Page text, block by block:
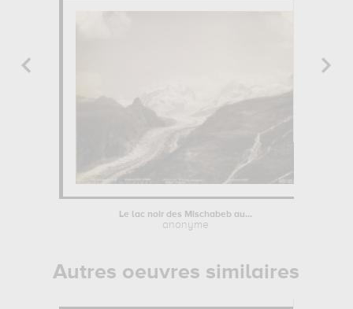
Le lac noir des Mischabeb au...
anonyme
Autres oeuvres similaires